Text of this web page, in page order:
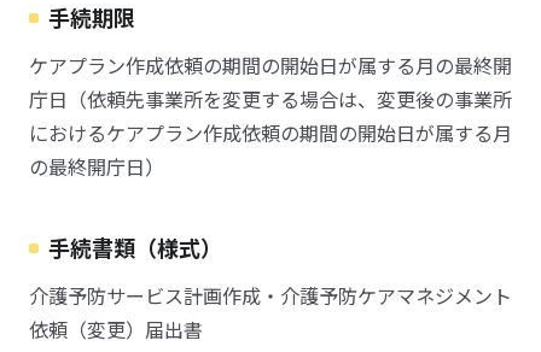
手続期限
ケアプラン作成依頼の期間の開始日が属する月の最終開
庁日（依頼先事業所を変更する場合は、変更後の事業所
におけるケアプラン作成依頼の期間の開始日が属する月
の最終開庁日）
手続書類（様式）
介護予防サービス計画作成・介護予防ケアマネジメント
依頼（変更）届出書